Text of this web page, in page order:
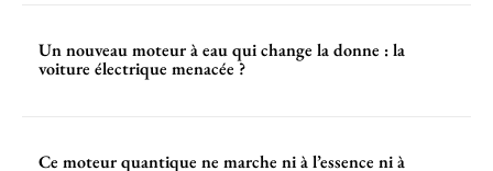
Un nouveau moteur à eau qui change la donne : la
voiture électrique menacée ?
Ce moteur quantique ne marche ni à l’essence ni à